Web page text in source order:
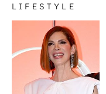
LIFESTYLE